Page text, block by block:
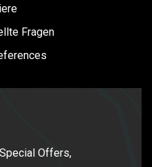
Fragen
Offers,